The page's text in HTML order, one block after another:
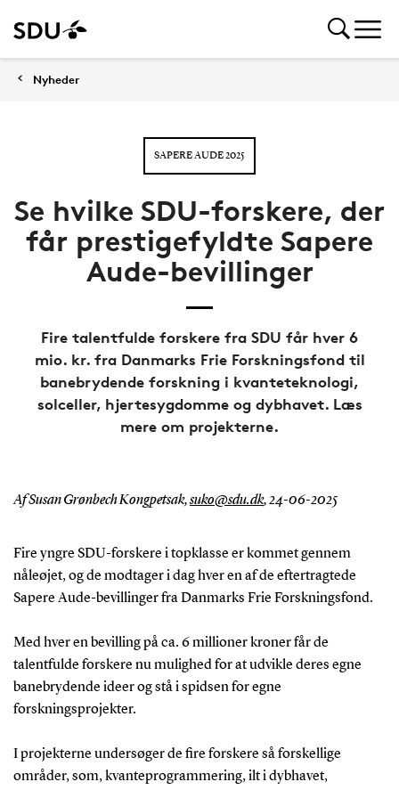
Nyheder
SAPERE AUDE 2025
Se hvilke SDU-forskere, der
får prestigefyldte Sapere
Aude-bevillinger
Fire talentfulde forskere fra SDU får hver 6
mio. kr. fra Danmarks Frie Forskningsfond til
banebrydende forskning i kvanteteknologi,
solceller, hjertesygdomme og dybhavet. Læs
mere om projekterne.
Af Susan Grønbech Kongpetsak,suko@sdu.dk,24-06-2025
Fire yngre SDU-forskere i topklasse er kommet gennem
nåleøjet, og de modtager i dag hver en af de eftertragtede
Sapere Aude-bevillinger fra Danmarks Frie Forskningsfond.
Med hver en bevilling på ca. 6 millioner kroner får de
talentfulde forskere nu mulighed for at udvikle deres egne
banebrydende ideer og stå i spidsen for egne
forskningsprojekter.
I projekterne undersøger de fire forskere så forskellige
områder, som, kvanteprogrammering, ilt i dybhavet,